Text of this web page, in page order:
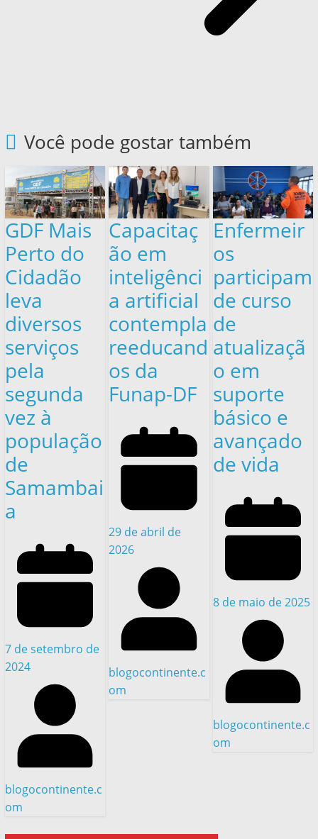
Você pode gostar também
GDF Mais
Perto do
Cidadão
leva
diversos
serviços
pela
segunda
vez à
população
de
Samambai
a
7 de setembro de
2024
blogocontinente.c
om
Capacitaç
ão em
inteligênci
a artificial
contempla
reeducand
os da
Funap-DF
29 de abril de
2026
blogocontinente.c
om
Enfermeir
os
participam
de curso
de
atualizaçã
o em
suporte
básico e
avançado
de vida
8 de maio de 2025
blogocontinente.c
om